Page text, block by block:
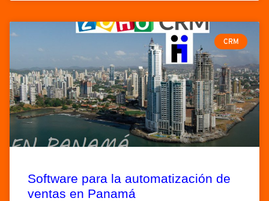
CRM
Software para la automatización de
ventas en Panamá